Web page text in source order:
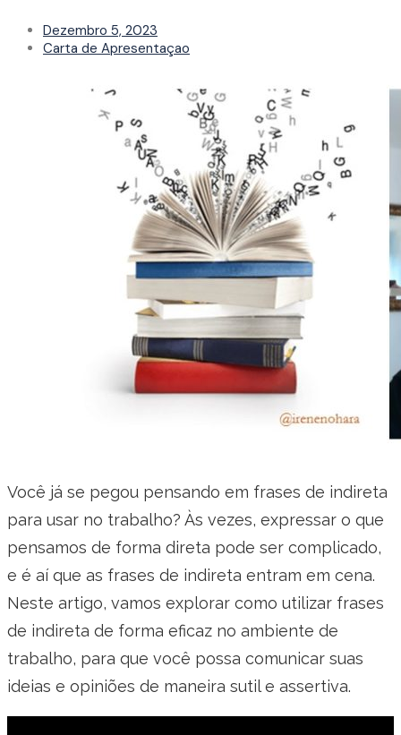
Dezembro 5, 2023
Carta de Apresentaçao
Você já se pegou pensando em frases de indireta
para usar no trabalho? Às vezes, expressar o que
pensamos de forma direta pode ser complicado,
e é aí que as frases de indireta entram em cena.
Neste artigo, vamos explorar como utilizar frases
de indireta de forma eficaz no ambiente de
trabalho, para que você possa comunicar suas
ideias e opiniões de maneira sutil e assertiva.